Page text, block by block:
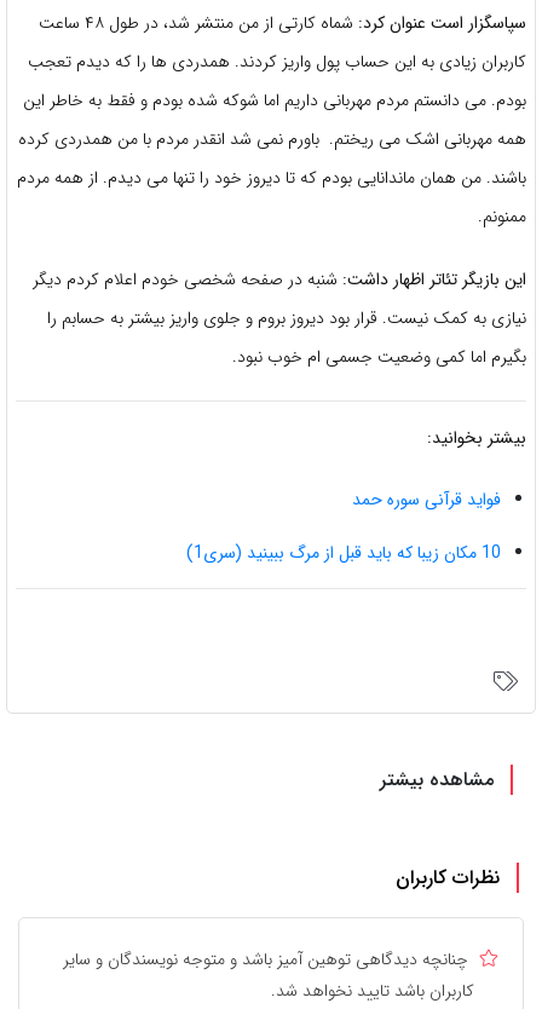
سپاسگزار است عنوان کرد:
شماه کارتی از من منتشر شد، در طول ۴۸ ساعت
کاربران زیادی به این حساب پول واریز کردند. همدردی ها را که دیدم تعجب
بودم. می دانستم مردم مهربانی داریم اما شوکه شده بودم و فقط به خاطر این
همه مهربانی اشک می ریختم. باورم نمی شد انقدر مردم با من همدردی کرده
باشند. من همان ماندانایی بودم که تا دیروز خود را تنها می دیدم. از همه مردم
ممنونم.
این بازیگر تئاتر اظهار داشت: شنبه در صفحه شخصی خودم اعلام کردم دیگر
نیازی به کمک نیست. قرار بود دیروز بروم و جلوی واریز بیشتر به حسابم را
بگیرم اما کمی وضعیت جسمی ام خوب نبود.
بیشتر بخوانید:
فواید قرآنی سوره حمد
10 مکان زیبا که باید قبل از مرگ ببینید (سری1)
مشاهده بیشتر
نظرات کاربران
چنانچه دیدگاهی توهین آمیز باشد و متوجه نویسندگان و سایر
کاربران باشد تایید نخواهد شد.